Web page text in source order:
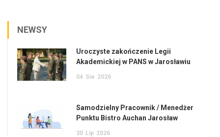
NEWSY
Uroczyste zakończenie Legii
Akademickiej w PANS w Jarosławiu
04 Sie 2026
Samodzielny Pracownik / Menedżer
Punktu Bistro Auchan Jarosław
30 Lip 2026